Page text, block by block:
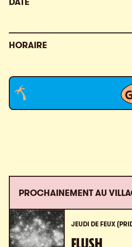
HORAIRE
PROCHAINEMENT AU
JEUDI DE FEUX
FLUSH